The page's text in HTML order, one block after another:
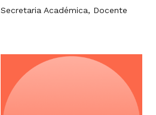
Secretaria Académica, Docente